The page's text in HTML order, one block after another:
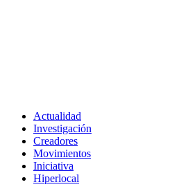
Actualidad
Investigación
Creadores
Movimientos
Iniciativa
Hiperlocal